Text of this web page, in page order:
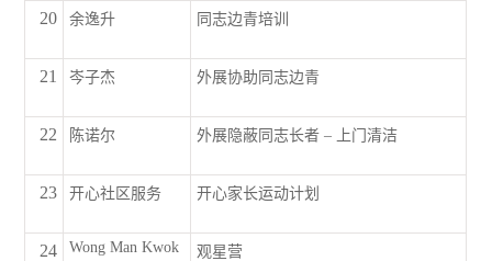
20 余逸升 同志边青培训
21 岑子杰 外展协助同志边青
22 陈诺尔 外展隐蔽同志长者 – 上门清洁
23 开心社区服务 开心家长运动计划
24 Wong Man Kwok 观星营